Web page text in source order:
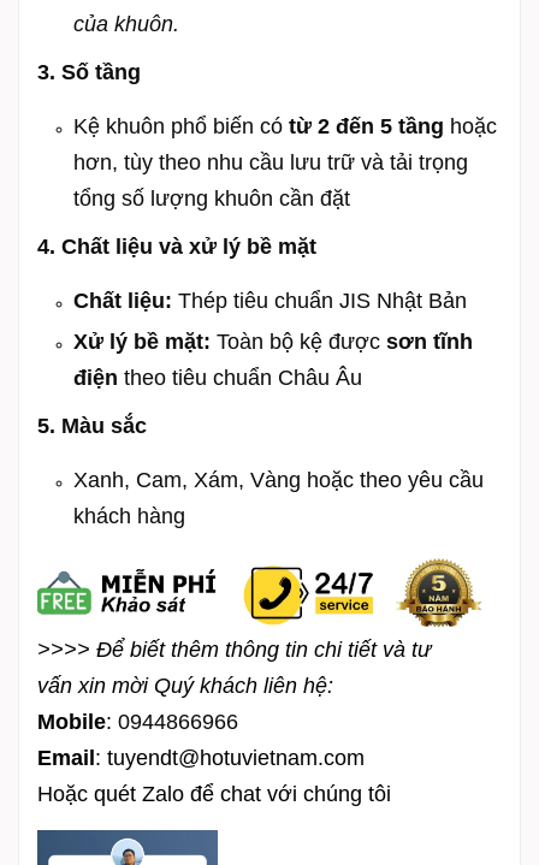
của khuôn.
3. Số tầng
Kệ khuôn phổ biến có từ 2 đến 5 tầng hoặc
hơn, tùy theo nhu cầu lưu trữ và tải trọng
tổng số lượng khuôn cần đặt
4. Chất liệu và xử lý bề mặt
Chất liệu: Thép tiêu chuẩn JIS Nhật Bản
Xử lý bề mặt: Toàn bộ kệ được sơn tĩnh
điện theo tiêu chuẩn Châu Âu
5. Màu sắc
Xanh, Cam, Xám, Vàng hoặc theo yêu cầu
khách hàng
>>>> Để biết thêm thông tin chi tiết và tư
vấn xin mời Quý khách liên hệ:
Mobile: 0944866966
Email: tuyendt@hotuvietnam.com
Hoặc quét Zalo để chat với chúng tôi